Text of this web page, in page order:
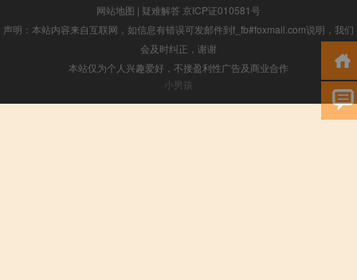
网站地图 | 疑难解答 京ICP证010581号
声明：本站内容来自互联网，如信息有错误可发邮件到f_fb#foxmail.com说明，我们
会及时纠正，谢谢
本站仅为个人兴趣爱好，不接盈利性广告及商业合作
小男孩